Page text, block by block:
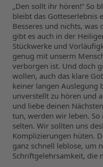
„Den sollt ihr hören!“ So
bleibt das Gotteserlebnis
Besseres und nichts,
gibt es auch in der
Stückwerke und
genug mit unserm
verborgen ist. Und doch
wollen, auch das klare
keiner langen Auslegung
unverstellt zu hören und
und liebe deinen
tun, werden wir leben. So
selten. Wir sollten uns
Komplizierungen hüten.
ganz schnell leblose, um
Schriftgelehrsamkeit, die